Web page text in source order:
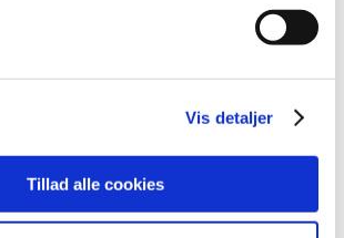
Vis detaljer
Tillad alle cookies